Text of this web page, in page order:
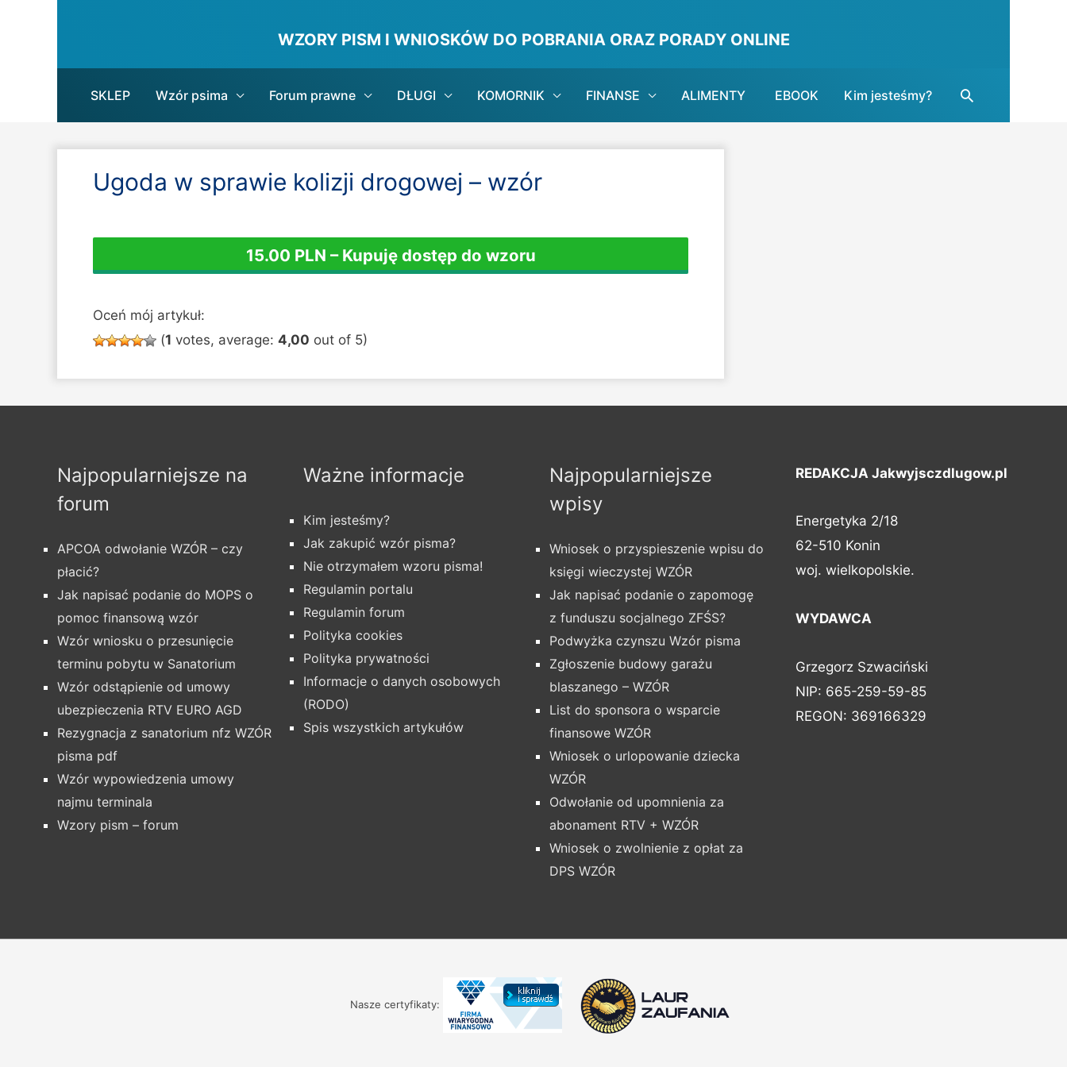
WZORY PISM I WNIOSKÓW DO POBRANIA ORAZ PORADY ONLINE
SKLEP Wzór psima Forum prawne DŁUGI KOMORNIK FINANSE ALIMENTY EBOOK Kim jesteśmy? Search
Ugoda w sprawie kolizji drogowej – wzór
15.00 PLN – Kupuję dostęp do wzoru
Oceń mój artykuł:
(1 votes, average:4,00 out of 5)
Najpopularniejsze na
forum
APCOA odwołanie WZÓR – czy
płacić?
Jak napisać podanie do MOPS o
pomoc finansową wzór
Wzór wniosku o przesunięcie
terminu pobytu w Sanatorium
Wzór odstąpienie od umowy
ubezpieczenia RTV EURO AGD
Rezygnacja z sanatorium nfz WZÓR
pisma pdf
Wzór wypowiedzenia umowy
najmu terminala
Wzory pism – forum
Ważne informacje
Kim jesteśmy?
Jak zakupić wzór pisma?
Nie otrzymałem wzoru pisma!
Regulamin portalu
Regulamin forum
Polityka cookies
Polityka prywatności
Informacje o danych osobowych
(RODO)
Spis wszystkich artykułów
Najpopularniejsze
wpisy
Wniosek o przyspieszenie wpisu do
księgi wieczystej WZÓR
Jak napisać podanie o zapomogę
z funduszu socjalnego ZFŚS?
Podwyżka czynszu Wzór pisma
Zgłoszenie budowy garażu
blaszanego – WZÓR
List do sponsora o wsparcie
finansowe WZÓR
Wniosek o urlopowanie dziecka
WZÓR
Odwołanie od upomnienia za
abonament RTV + WZÓR
Wniosek o zwolnienie z opłat za
DPS WZÓR
REDAKCJA Jakwyjsczdlugow.pl
Energetyka 2/18
62-510 Konin
woj. wielkopolskie.
WYDAWCA
Grzegorz Szwaciński
NIP: 665-259-59-85
REGON: 369166329
Nasze certyfikaty: